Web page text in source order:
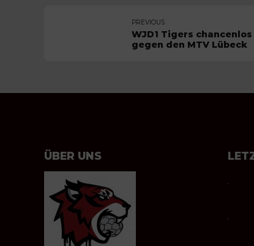
PREVIOUS
WJD1 Tigers chancenlos
gegen den MTV Lübeck
ÜBER UNS